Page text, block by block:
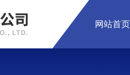
网站首页